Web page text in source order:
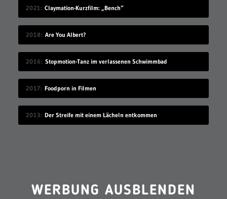
2021 Claymation-Kurzfilm: „Bench“
2018 Are You Albert?
2016 Stopmotion-Tanz im verlassenen Schwimmbad
2017 Foodporn in Filmen
2013 Der Streife mit einem Lächeln entkommen
WERBUNG AUSBLENDEN